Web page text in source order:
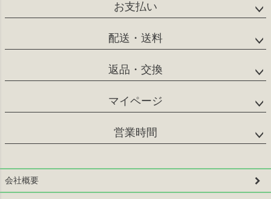
ップ
お支払い
配送・送料
返品・交換
マイページ
営業時間
会社概要